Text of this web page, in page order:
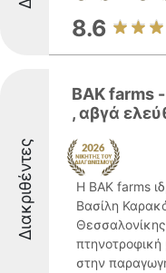
8.6
Διακριθέντες
BAK farms
, αβγά
Η BAK farms
Βασίλη
Θεσσαλονίκης
πτηνοτροφική
στην